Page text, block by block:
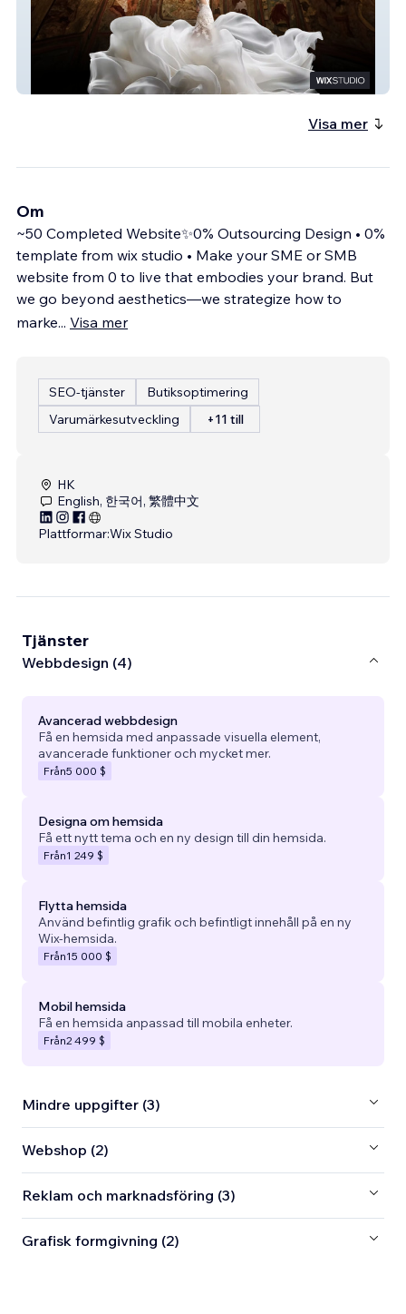
CooperChan
Visa mer
Om
~50 Completed Website✨0% Outsourcing Design • 0%
template from wix studio • Make your SME or SMB
website from 0 to live that embodies your brand. But
we go beyond aesthetics—we strategize how to
marke... Visa mer
SEO-tjänster
Butiksoptimering
Varumärkesutveckling
+11 till
HK
English, 한국어, 繁體中文
Plattformar:Wix Studio
Tjänster
Webbdesign (4)
Avancerad webbdesign
Få en hemsida med anpassade visuella element,
avancerade funktioner och mycket mer.
Från5 000 $
Designa om hemsida
Få ett nytt tema och en ny design till din hemsida.
Från1 249 $
Flytta hemsida
Använd befintlig grafik och befintligt innehåll på en ny
Wix-hemsida.
Från15 000 $
Mobil hemsida
Få en hemsida anpassad till mobila enheter.
Från2 499 $
Mindre uppgifter (3)
Webshop (2)
Reklam och marknadsföring (3)
Grafisk formgivning (2)